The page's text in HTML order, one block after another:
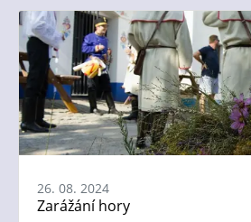
26. 08. 2024
Zarážání hory